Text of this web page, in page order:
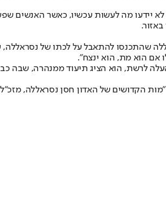
לא יידעו מה לעשות עכשיו, כאשר האנשים
שהתכנסו להתאבל על לכתו של
לרשת, הוא הציג תיעוד ממנהרה, שבה
הקדושים של האדון חסן נסראללה,